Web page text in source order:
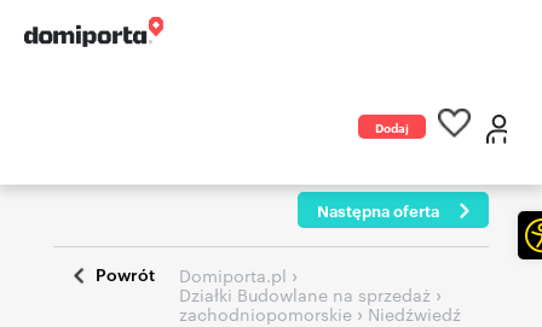
Dodaj
Następna oferta
Powrót Domiporta.pl ›
Działki Budowlane na sprzedaż ›
zachodniopomorskie › Niedźwiedź